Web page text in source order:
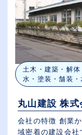
土木・建築・解
水・塗装・舗装・
丸山建設 株式
会社の特徴 創業
域密着の建設会社